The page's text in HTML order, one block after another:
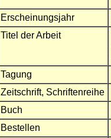
Erscheinungsjahr
Titel der Arbeit
Tagung
Zeitschrift, Schriftenreihe
Buch
Bestellen